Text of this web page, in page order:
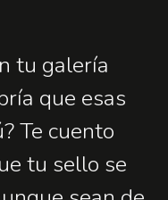
tu galería
que esas
Te cuento
tu sello se